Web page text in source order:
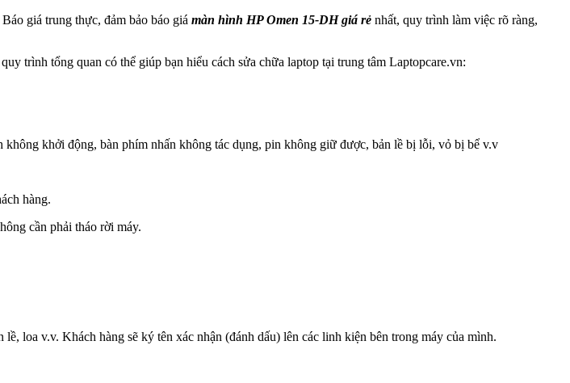
Báo giá trung thực, đảm bảo báo giá màn hình HP Omen 15-DH giá rẻ nhất, quy trình làm việc rõ ràng,
trình tổng quan có thể giúp bạn hiểu cách sửa chữa laptop tại trung tâm Laptopcare.vn:
khởi động, bàn phím nhấn không tác dụng, pin không giữ được, bản lề bị lỗi, vỏ bị bể v.v
hàng.
cần phải tháo rời máy.
loa v.v. Khách hàng sẽ ký tên xác nhận (đánh dấu) lên các linh kiện bên trong máy của mình.